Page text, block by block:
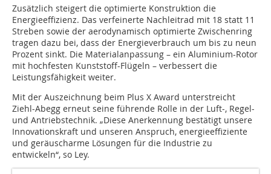
Zusätzlich steigert die optimierte Konstruktion die
Energieeffizienz. Das verfeinerte Nachleitrad mit 18 statt 11
Streben sowie der aerodynamisch optimierte Zwischenring
tragen dazu bei, dass der Energieverbrauch um bis zu neun
Prozent sinkt. Die Materialanpassung – ein Aluminium-Rotor
mit hochfesten Kunststoff-Flügeln – verbessert die
Leistungsfähigkeit weiter.
Mit der Auszeichnung beim Plus X Award unterstreicht
Ziehl-Abegg erneut seine führende Rolle in der Luft-, Regel-
und Antriebstechnik. „Diese Anerkennung bestätigt unsere
Innovationskraft und unseren Anspruch, energieeffiziente
und geräuscharme Lösungen für die Industrie zu
entwickeln“, so Ley.